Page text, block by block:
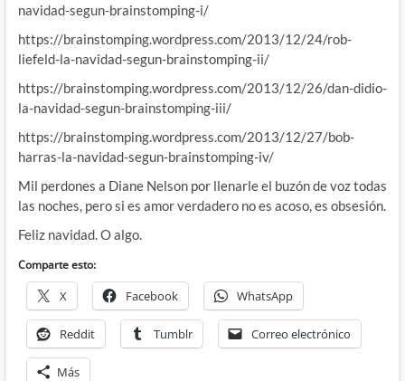
navidad-segun-brainstomping-i/
https://brainstomping.wordpress.com/2013/12/24/rob-
liefeld-la-navidad-segun-brainstomping-ii/
https://brainstomping.wordpress.com/2013/12/26/dan-didio-
la-navidad-segun-brainstomping-iii/
https://brainstomping.wordpress.com/2013/12/27/bob-
harras-la-navidad-segun-brainstomping-iv/
Mil perdones a Diane Nelson por llenarle el buzón de voz todas
las noches, pero si es amor verdadero no es acoso, es obsesión.
Feliz navidad. O algo.
Comparte esto:
X Facebook WhatsApp
Reddit Tumblr Correo electrónico
Más